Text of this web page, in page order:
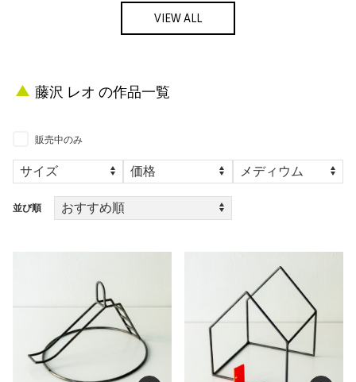
VIEW ALL
藤沢 レオ の作品一覧
販売中のみ
並び順